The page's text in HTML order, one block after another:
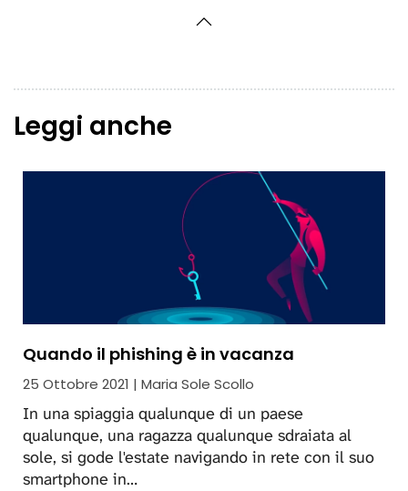
Leggi anche
Quando il phishing è in vacanza
25 Ottobre 2021 | Maria Sole Scollo
In una spiaggia qualunque di un paese
qualunque, una ragazza qualunque sdraiata al
sole, si gode l'estate navigando in rete con il suo
smartphone in…